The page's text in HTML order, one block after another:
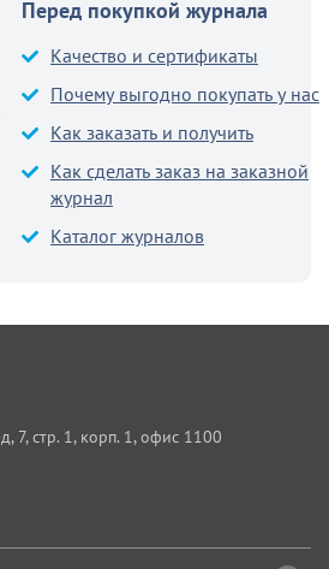
Перед покупкой журнала
Качество и сертификаты
Почему выгодно покупать у нас
Как заказать и получить
Как сделать заказ на заказной
журнал
Каталог журналов
7, стр. 1, корп. 1, офис 1100